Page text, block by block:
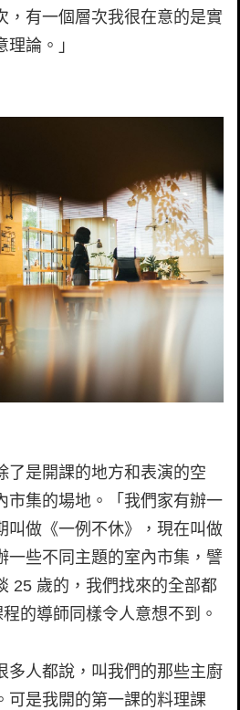
，有一個層次我很在意的是實
論。」
了是開課的地方和表演的空
市集的場地。「我們家有辦一
叫做《一例不休》，現在叫做
一些不同主題的室內市集，譬
25 歲的，我們找來的全部都
的導師同樣令人意想不到。
多人都說，叫我們的那些主廚
可是我開的第一課的料理課